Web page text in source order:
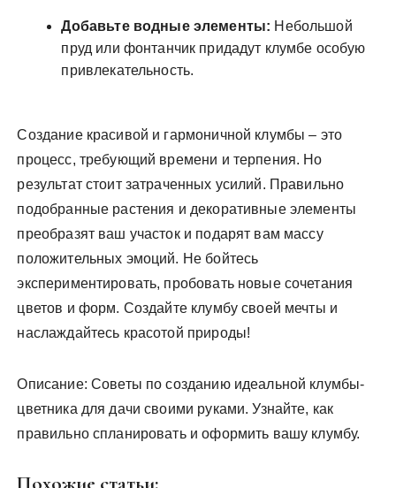
Добавьте водные элементы: Небольшой
пруд или фонтанчик придадут клумбе особую
привлекательность.
Создание красивой и гармоничной клумбы – это
процесс, требующий времени и терпения. Но
результат стоит затраченных усилий. Правильно
подобранные растения и декоративные элементы
преобразят ваш участок и подарят вам массу
положительных эмоций. Не бойтесь
экспериментировать, пробовать новые сочетания
цветов и форм. Создайте клумбу своей мечты и
наслаждайтесь красотой природы!
Описание: Советы по созданию идеальной клумбы-
цветника для дачи своими руками. Узнайте, как
правильно спланировать и оформить вашу клумбу.